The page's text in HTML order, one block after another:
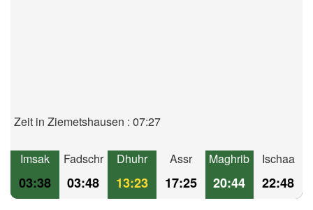
Zeit in Ziemetshausen : 07:27
Imsak
03:38
Fadschr
03:48
Dhuhr
13:23
Assr
17:25
Maghrib
20:44
Ischaa
22:48